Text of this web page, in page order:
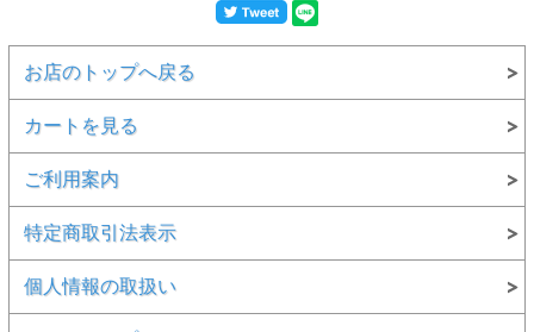
お店のトップへ戻る
カートを見る
ご利用案内
特定商取引法表示
個人情報の取扱い